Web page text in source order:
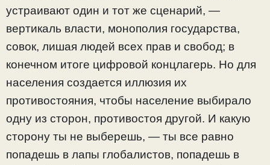
устраивают один и тот же сценарий, —
вертикаль власти, монополия государства,
совок, лишая людей всех прав и свобод; в
конечном итоге цифровой концлагерь. Но для
населения создается иллюзия их
противостояния, чтобы население выбирало
одну из сторон, противостоя другой. И какую
сторону ты не выберешь, — ты все равно
попадешь в лапы глобалистов, попадешь в